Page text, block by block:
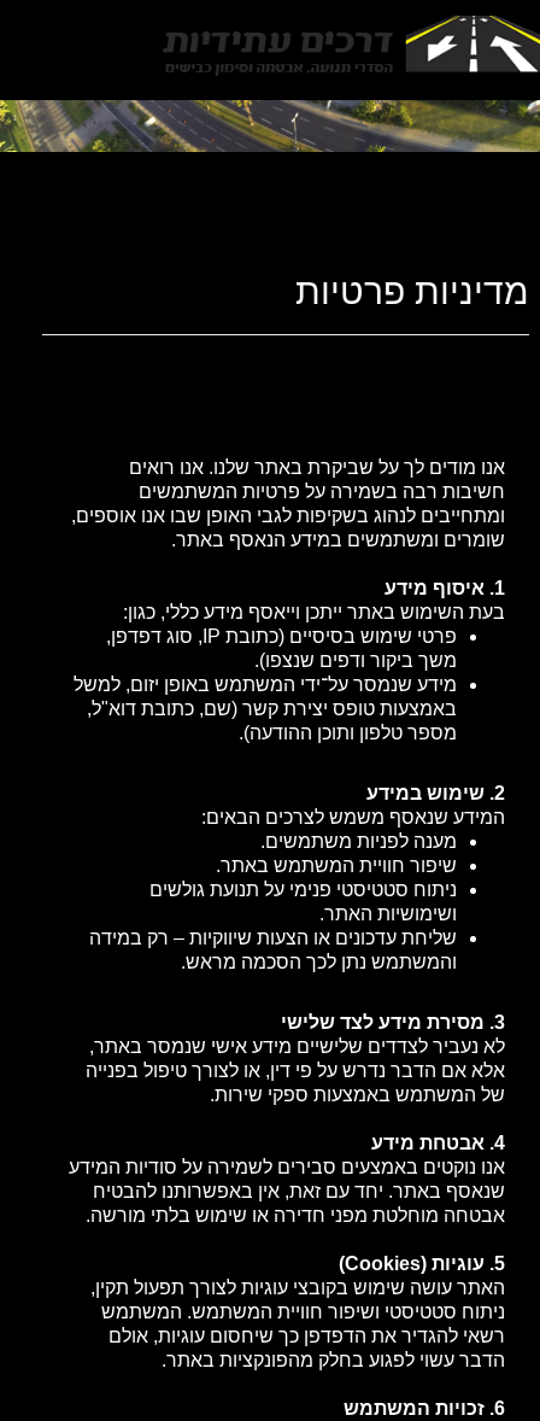
מדיניות פרטיות
אנו מודים לך על שביקרת באתר שלנו. אנו רואים
חשיבות רבה בשמירה על פרטיות המשתמשים
ומתחייבים לנהוג בשקיפות לגבי האופן שבו אנו אוספים,
שומרים ומשתמשים במידע הנאסף באתר.
1. איסוף מידע
בעת השימוש באתר ייתכן וייאסף מידע כללי, כגון:
פרטי שימוש בסיסיים (כתובת IP, סוג דפדפן,
משך ביקור ודפים שנצפו).
מידע שנמסר על־ידי המשתמש באופן יזום, למשל
באמצעות טופס יצירת קשר (שם, כתובת דוא"ל,
מספר טלפון ותוכן ההודעה).
2. שימוש במידע
המידע שנאסף משמש לצרכים הבאים:
מענה לפניות משתמשים.
שיפור חוויית המשתמש באתר.
ניתוח סטטיסטי פנימי על תנועת גולשים
ושימושיות האתר.
שליחת עדכונים או הצעות שיווקיות – רק במידה
והמשתמש נתן לכך הסכמה מראש.
3. מסירת מידע לצד שלישי
לא נעביר לצדדים שלישיים מידע אישי שנמסר באתר,
אלא אם הדבר נדרש על פי דין, או לצורך טיפול בפנייה
של המשתמש באמצעות ספקי שירות.
4. אבטחת מידע
אנו נוקטים באמצעים סבירים לשמירה על סודיות המידע
שנאסף באתר. יחד עם זאת, אין באפשרותנו להבטיח
אבטחה מוחלטת מפני חדירה או שימוש בלתי מורשה.
5. עוגיות (Cookies)
האתר עושה שימוש בקובצי עוגיות לצורך תפעול תקין,
ניתוח סטטיסטי ושיפור חוויית המשתמש. המשתמש
רשאי להגדיר את הדפדפן כך שיחסום עוגיות, אולם
הדבר עשוי לפגוע בחלק מהפונקציות באתר.
6. זכויות המשתמש